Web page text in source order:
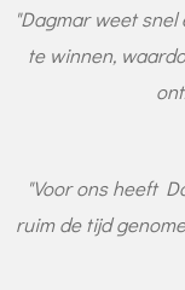
"Dagmar weet
te winnen,
"Voor ons heeft
ruim de tijd